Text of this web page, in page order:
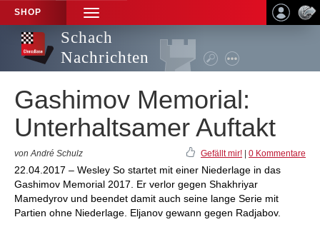
SHOP
TOGGLE
NAVIGATION
Schach
Nachrichten
Gashimov Memorial:
Unterhaltsamer Auftakt
von André Schulz Gefällt mir! 0 Kommentare
22.04.2017 – Wesley So startet mit einer Niederlage in das
Gashimov Memorial 2017. Er verlor gegen Shakhriyar
Mamedyrov und beendet damit auch seine lange Serie mit
Partien ohne Niederlage. Eljanov gewann gegen Radjabov.